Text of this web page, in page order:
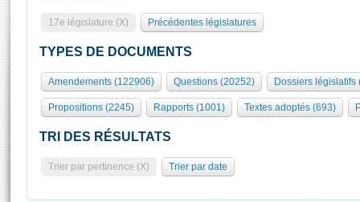
Présidence
577 députés
Groupes politiques
Séance publique
Commissions et autres organes
Europe et International
Pétitions
Rôle et pouvoirs de l'Assemblée
Organisation de l'Assemblée
Présidence Conférence des Présidents Bureau Collège des
Statistiques et chiffres clés
Visiter l'Assemblée
Visite virtuelle du palais Bourbon
Assister à une séance
17e législature (X) Précédentes législatures
TYPES DE DOCUMENTS
Amendements (122906) Questions (20252) Dossiers législatifs
Propositions (2245) Rapports (1001) Textes adoptés (693)
TRI DES RÉSULTATS
Trier par pertinence (X) Trier par date